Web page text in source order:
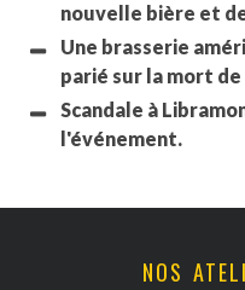
nouvelle bière et
Une brasserie
parié sur la mort de
Scandale à
l'événement.
NOS